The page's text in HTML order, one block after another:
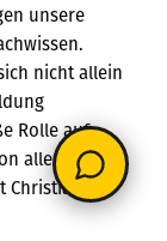
unsere
nicht allein
Rolle auf
allen
Christian